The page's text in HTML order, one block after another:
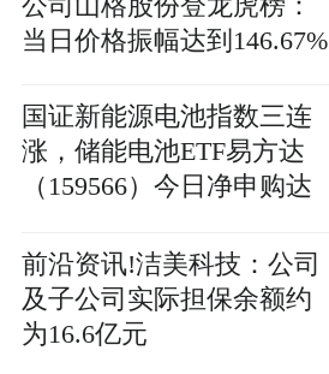
当日价格振幅达到146.67%
国证新能源电池指数三连
涨，储能电池ETF易方达
（159566）今日净申购达
前沿资讯!洁美科技：公司
及子公司实际担保余额约
为16.6亿元